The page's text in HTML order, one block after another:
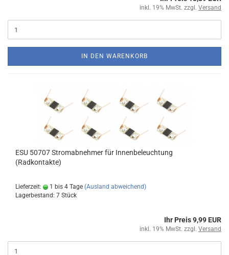
inkl. 19% MwSt. zzgl. Versand
IN DEN WARENKORB
ESU 50707 Stromabnehmer für Innenbeleuchtung
(Radkontakte)
Lieferzeit: 1 bis 4 Tage (Ausland abweichend)
Lagerbestand: 7 Stück
Ihr Preis 9,99 EUR
inkl. 19% MwSt. zzgl. Versand